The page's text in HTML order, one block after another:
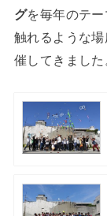
グを毎年のテ
触れるような
催してきました